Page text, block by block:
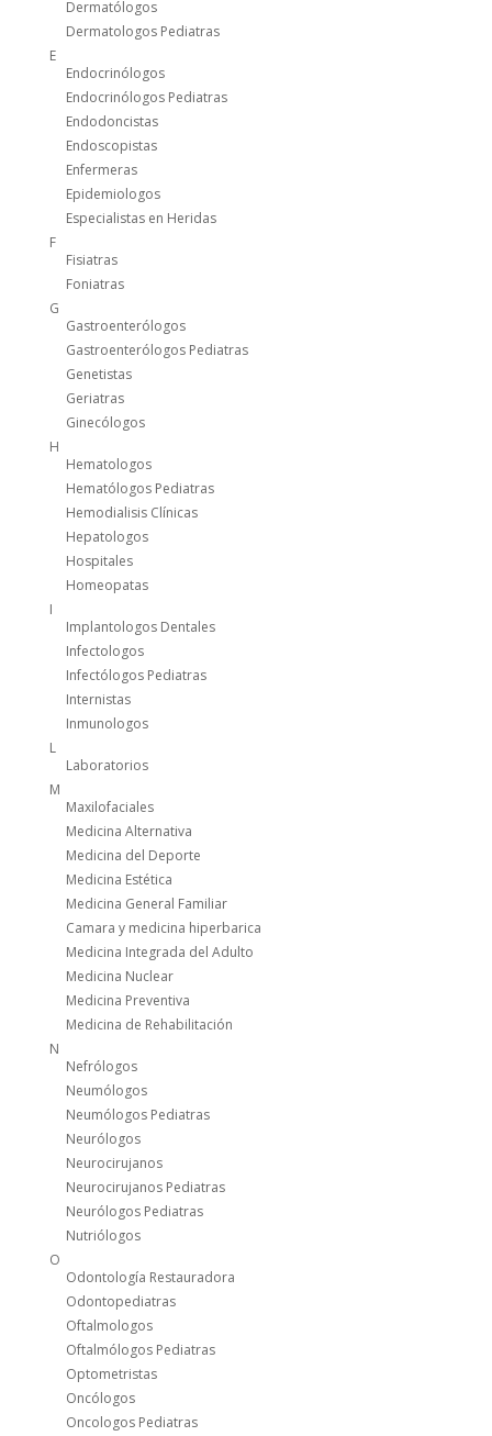
Dermatólogos
Dermatologos Pediatras
E
Endocrinólogos
Endocrinólogos Pediatras
Endodoncistas
Endoscopistas
Enfermeras
Epidemiologos
Especialistas en Heridas
F
Fisiatras
Foniatras
G
Gastroenterólogos
Gastroenterólogos Pediatras
Genetistas
Geriatras
Ginecólogos
H
Hematologos
Hematólogos Pediatras
Hemodialisis Clínicas
Hepatologos
Hospitales
Homeopatas
I
Implantologos Dentales
Infectologos
Infectólogos Pediatras
Internistas
Inmunologos
L
Laboratorios
M
Maxilofaciales
Medicina Alternativa
Medicina del Deporte
Medicina Estética
Medicina General Familiar
Camara y medicina hiperbarica
Medicina Integrada del Adulto
Medicina Nuclear
Medicina Preventiva
Medicina de Rehabilitación
N
Nefrólogos
Neumólogos
Neumólogos Pediatras
Neurólogos
Neurocirujanos
Neurocirujanos Pediatras
Neurólogos Pediatras
Nutriólogos
O
Odontología Restauradora
Odontopediatras
Oftalmologos
Oftalmólogos Pediatras
Optometristas
Oncólogos
Oncologos Pediatras